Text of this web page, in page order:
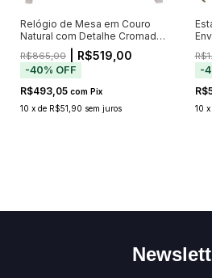
Relógio de Mesa em Couro
Natural com Detalhe Cromado
R$865,00 | R$519,00
-40% OFF
R$493,05 com Pix
10 x de R$51,90 sem juros
-
10 x